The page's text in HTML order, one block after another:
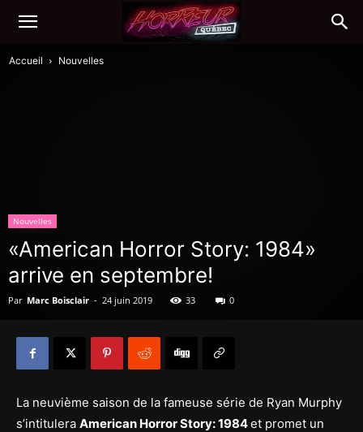
Accueil Nouvelles
Nouvelles
«American Horror Story: 1984»
arrive en septembre!
Par Marc Boisclair - 24 juin 2019 33 0
La neuvième saison de la fameuse série de Ryan Murphy
s’intitulera American Horror Story: 1984et promet un